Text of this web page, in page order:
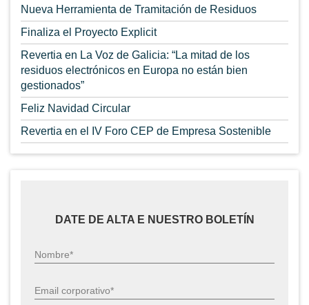
Nueva Herramienta de Tramitación de Residuos
Finaliza el Proyecto Explicit
Revertia en La Voz de Galicia: “La mitad de los
residuos electrónicos en Europa no están bien
gestionados”
Feliz Navidad Circular
Revertia en el IV Foro CEP de Empresa Sostenible
DATE DE ALTA E NUESTRO BOLETÍN
Nombre*
Email corporativo*